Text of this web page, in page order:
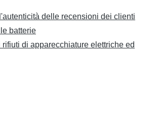
delle recensioni dei clienti
batterie
di apparecchiature elettriche ed